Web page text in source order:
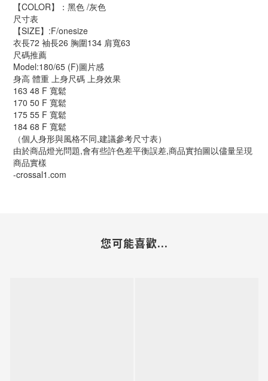
【COLOR】：黑色 /灰色
尺寸表
【SIZE】:F/onesize
衣長72 袖長26 胸圍134 肩寬63
尺碼推薦
Model:180/65 (F)圖片感
身高 體重 上身尺碼 上身效果
163 48 F 寬鬆
170 50 F 寬鬆
175 55 F 寬鬆
184 68 F 寬鬆
（個人身形與風格不同,建議參考尺寸表）
由於商品燈光問題,會有些許色差平衡誤差,商品實拍圖以儘量呈現
商品實樣
-crossal1.com
您可能喜歡...